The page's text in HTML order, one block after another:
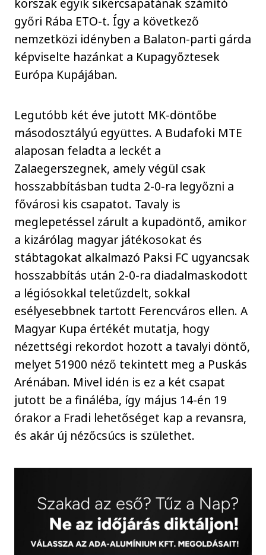
győri Rába ETO-t. Így a következő
nemzetközi idényben a Balaton-parti gárda
képviselte hazánkat a Kupagyőztesek
Európa Kupájában.
Legutóbb két éve jutott MK-döntőbe
másodosztályú együttes. A Budafoki MTE
alaposan feladta a leckét a
Zalaegerszegnek, amely végül csak
hosszabbításban tudta 2-0-ra legyőzni a
fővárosi kis csapatot. Tavaly is
meglepetéssel zárult a kupadöntő, amikor
a kizárólag magyar játékosokat és
stábtagokat alkalmazó Paksi FC ugyancsak
hosszabbítás után 2-0-ra diadalmaskodott
a légiósokkal teletűzdelt, sokkal
esélyesebbnek tartott Ferencváros ellen. A
Magyar Kupa értékét mutatja, hogy
nézettségi rekordot hozott a tavalyi döntő,
melyet 51900 néző tekintett meg a Puskás
Arénában. Mivel idén is ez a két csapat
jutott be a fináléba, így május 14-én 19
órakor a Fradi lehetőséget kap a revansra,
és akár új nézőcsúcs is születhet.